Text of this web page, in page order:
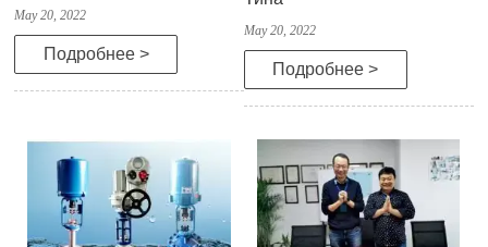
May 20, 2022
Подробнее >
May 20, 2022
Подробнее >